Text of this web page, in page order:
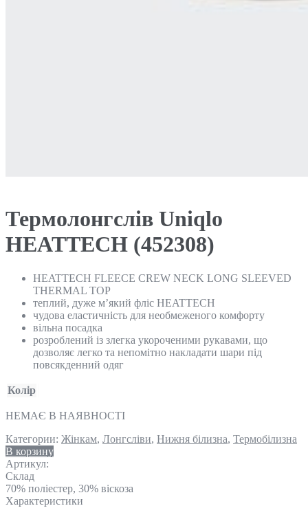
Термолонгслів Uniqlo
HEATTECH (452308)
HEATTECH FLEECE CREW NECK LONG SLEEVED
THERMAL TOP
теплий, дуже м’який фліс HEATTECH
чудова еластичність для необмеженого комфорту
вільна посадка
розроблений із злегка укороченими рукавами, що
дозволяє легко та непомітно накладати шари під
повсякденний одяг
Колір
НЕМАЄ В НАЯВНОСТІ
Категории: Жінкам, Лонгсліви, Нижня білизна, Термобілизна
В корзину
Артикул:
Склад
70% поліестер, 30% віскоза
Характеристики